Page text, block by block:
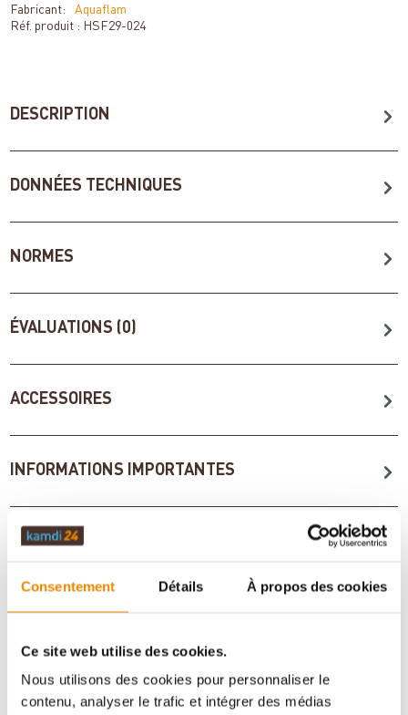
Consentement Détails À propos des cookies
Ce site web utilise des cookies.
Nous utilisons des cookies pour personnaliser le
contenu, analyser le trafic et intégrer des médias
Fabricant:
Aquaflam
Réf. produit : HSF29-024
DESCRIPTION
DONNÉES TECHNIQUES
NORMES
ÉVALUATIONS (0)
ACCESSOIRES
INFORMATIONS IMPORTANTES
Imprimer la fiche article Question sur l’article